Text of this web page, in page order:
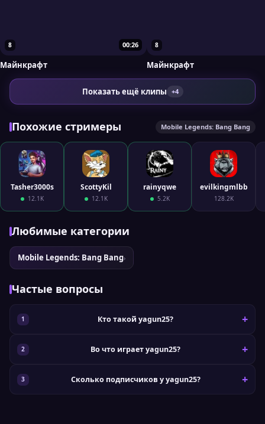
00:26
8
Майнкрафт
8
Майнкрафт
Показать ещё клипы +4
Похожие стримеры Mobile Legends: Bang Bang
Tasher3000s
12.1K
ScottyKil
12.1K
rainyqwe
5.2K
evilkingmlbb
128.2K
Любимые категории
Mobile Legends: Bang Bang›
Частые вопросы
Кто такой yagun25?
Во что играет yagun25?
Сколько подписчиков у yagun25?